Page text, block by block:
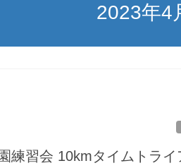
2023年4
練習会 10kmタイムトライ